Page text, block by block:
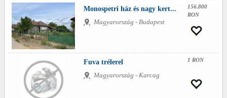
Monospetri ház és nagy kert...
Magyarország - Budapest
156.800
RON
Fuva trélerel
Magyarország - Karcag
1 RON